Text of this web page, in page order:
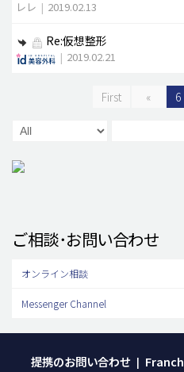
レレ | 2019.02.13
Re:仮想整形
| 2019.02.21
First « 6
ご相談･お問い合わせ
オンライン相談
Messenger Channel
提携のお問い合わせ |